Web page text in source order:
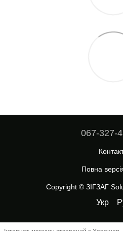
067-327-
Повна
Copyright © ЗІГЗАГ
Укр